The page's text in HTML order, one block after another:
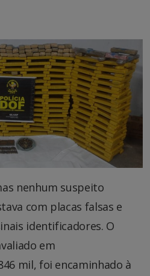
nenhum suspeito
com placas falsas e
identificadores. O
em
mil, foi encaminhado à